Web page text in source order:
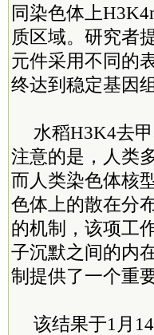
同染色体上
质区域。研究者
元件采用不同的
终达到稳定基因
水稻H3K4去
注意的是，人类
而人类染色体核
色体上的散在分
的机制，该项工
子沉默之间的内
制提供了一个重
该结果于1月